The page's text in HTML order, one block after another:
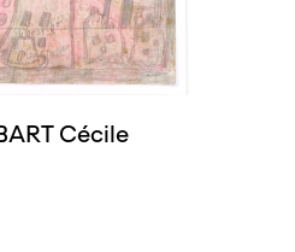
Cécile